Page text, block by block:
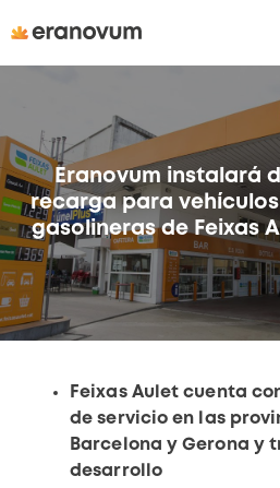
Eranovum instalará
recarga para
gasolineras de Feixas
Feixas Aulet cuenta
de servicio en las
Barcelona y Gerona y
desarrollo